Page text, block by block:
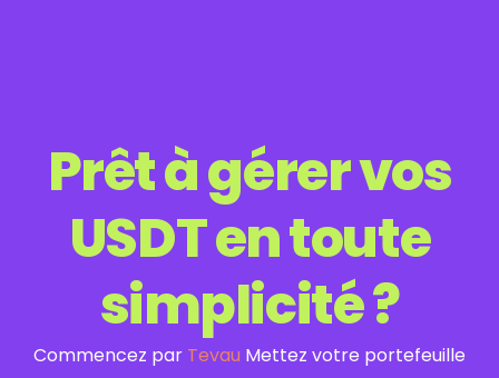
Prêt à gérer vos
USDT en toute
simplicité ?
Commencez par Tevau Mettez votre portefeuille